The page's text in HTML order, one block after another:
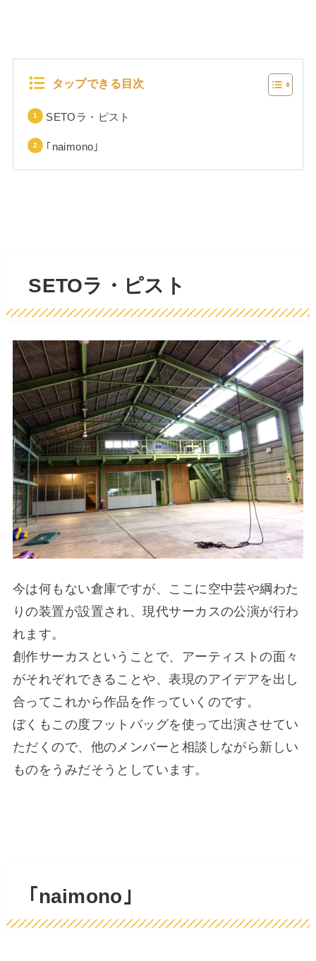
タップできる目次
SETOラ・ピスト
｢naimono｣
SETOラ・ピスト
今は何もない倉庫ですが、ここに空中芸や綱わた
りの装置が設置され、現代サーカスの公演が行わ
れます。
創作サーカスということで、アーティストの面々
がそれぞれできることや、表現のアイデアを出し
合ってこれから作品を作っていくのです。
ぼくもこの度フットバッグを使って出演させてい
ただくので、他のメンバーと相談しながら新しい
ものをうみだそうとしています。
｢naimono｣